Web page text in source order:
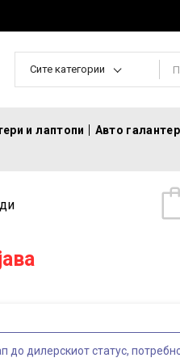
Сите категории
и лаптопи Авто
до дилерскиот статус,